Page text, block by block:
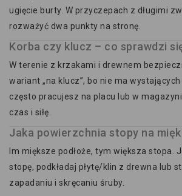
ugięcie burty. W przyczepach z długimi
rozważyć dwa punkty na stronę.
Korba czy klucz – co sprawdzi
W terenie z krzakami i drewnem
wariant „na klucz”, bo nie ma
często pracujesz na placu lub w
czas i siłę.
Jaka powierzchnia stopy na
Im miększe podłoże, tym większa stopa.
stopę, podkładaj płytę/klin z drewna lub
zapadaniu i skręcaniu śruby.